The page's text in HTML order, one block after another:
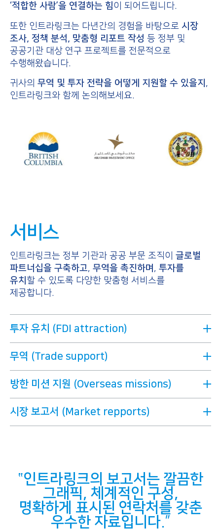
‘적합한 사람’을 연결하는 힘이 되어드립니다.
또한 인트라링크는 다년간의 경험을 바탕으로 시장
조사, 정책 분석, 맞춤형 리포트 작성 등 정부 및
공공기관 대상 연구 프로젝트를 전문적으로
수행해왔습니다.
귀사의 무역 및 투자 전략을 어떻게 지원할 수 있을지 ,
인트라링크와 함께 논의해보세요.
서비스
인트라링크는 정부 기관과 공공 부문 조직이 글로벌
파트너십을 구축하고, 무역을 촉진하며 , 투자를
유치 할 수 있도록 다양한 맞춤형 서비스를
제공합니다.
투자 유치 (FDI attraction)
무역 (Trade support)
방한 미션 지원 (Overseas missions)
시장 보고서 (Market repports)
인트라링크의 보고서는 깔끔한
그래픽, 체계적인 구성,
명확하게 표시된 연락처를 갖춘
우수한 자료입니다.